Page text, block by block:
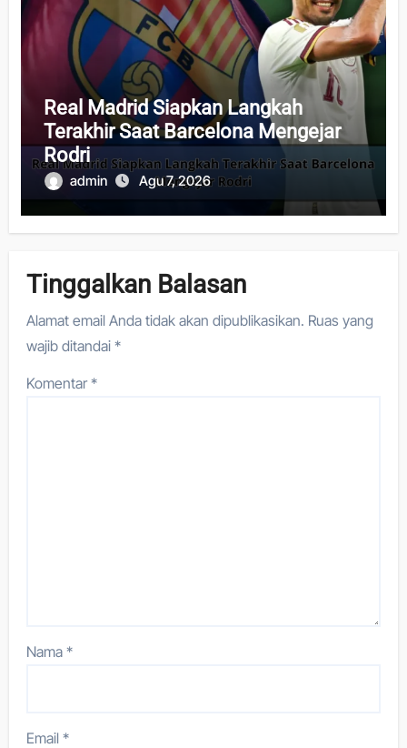
Real Madrid Siapkan Langkah
Terakhir Saat Barcelona Mengejar
Rodri
admin Agu 7, 2026
Tinggalkan Balasan
Alamat email Anda tidak akan dipublikasikan. Ruas yang
wajib ditandai*
Komentar*
Nama*
Email*